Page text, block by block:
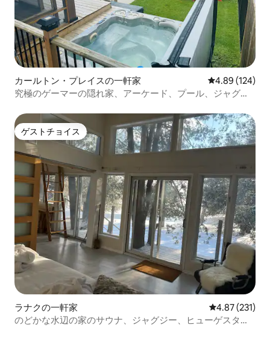
カールトン・プレイスの一軒家 レビュー124
4.89 (124)
究極のゲーマーの隠れ家、アーケード、プール、ジャグジ
ゲストチョイス
ゲストチョイス
ラナクの一軒家 レビュー231
4.87 (231)
のどかな水辺の家のサウナ、ジャグジー、ヒューゲスタイ